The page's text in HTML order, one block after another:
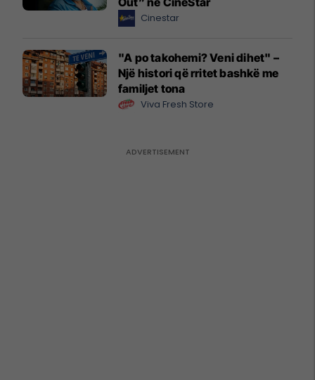
Cinestar
"A po takohemi? Veni dihet" –
Një histori që rritet bashkë me
familjet tona
Viva Fresh Store